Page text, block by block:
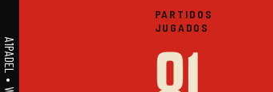
PARTIDOS
JUGADOS